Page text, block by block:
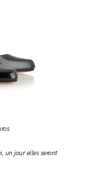
un jour elles seront